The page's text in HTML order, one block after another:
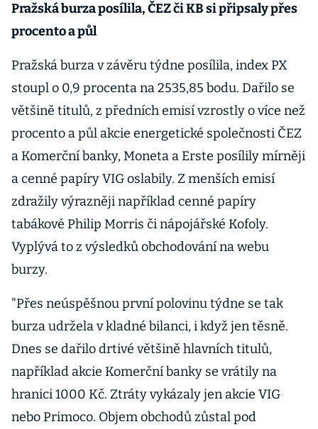
Pražská burza posílila, ČEZ či KB si připsaly přes
procento a půl
Pražská burza v závěru týdne posílila, index PX
stoupl o 0,9 procenta na 2535,85 bodu. Dařilo se
většině titulů, z předních emisí vzrostly o více než
procento a půl akcie energetické společnosti ČEZ
a Komerční banky, Moneta a Erste posílily mírněji
a cenné papíry VIG oslabily. Z menších emisí
zdražily výrazněji například cenné papíry
tabákové Philip Morris či nápojářské Kofoly.
Vyplývá to z výsledků obchodování na webu
burzy.
"Přes neúspěšnou první polovinu týdne se tak
burza udržela v kladné bilanci, i když jen těsně.
Dnes se dařilo drtivé většině hlavních titulů,
například akcie Komerční banky se vrátily na
hranici 1000 Kč. Ztráty vykázaly jen akcie VIG
nebo Primoco. Objem obchodů zůstal pod